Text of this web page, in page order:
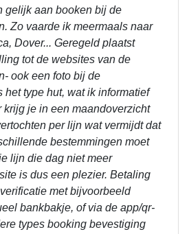
gelijk aan booken bij de
Zo vaarde ik meermaals naar
Dover... Geregeld plaatst
tot de websites van de
ook een foto bij de
het type hut, wat ik informatief
krijg je in een maandoverzicht
per lijn wat vermijdt dat
bestemmingen moet
lijn die dag niet meer
is dus een plezier. Betaling
met bijvoorbeeld
bankbakje, of via de app/qr-
types booking bevestiging